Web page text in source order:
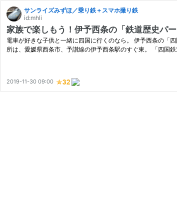
サンライズみずほ／乗り鉄＋スマホ撮り鉄
id:mhli
家族で楽しもう！伊予西条の「鉄道歴史パ
電車が好きな子供と一緒に四国に行くのなら。 伊予西条の「
所は、愛媛県西条市、予讃線の伊予西条駅のすぐ東。 「四国
2019-11-30 09:00